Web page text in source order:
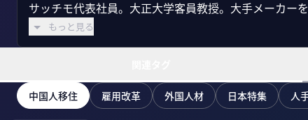
サッチモ代表社員。大正大学客員教授。大手メーカー
もっと見る
中国人移住 雇用改革 外国人材 日本特集 人